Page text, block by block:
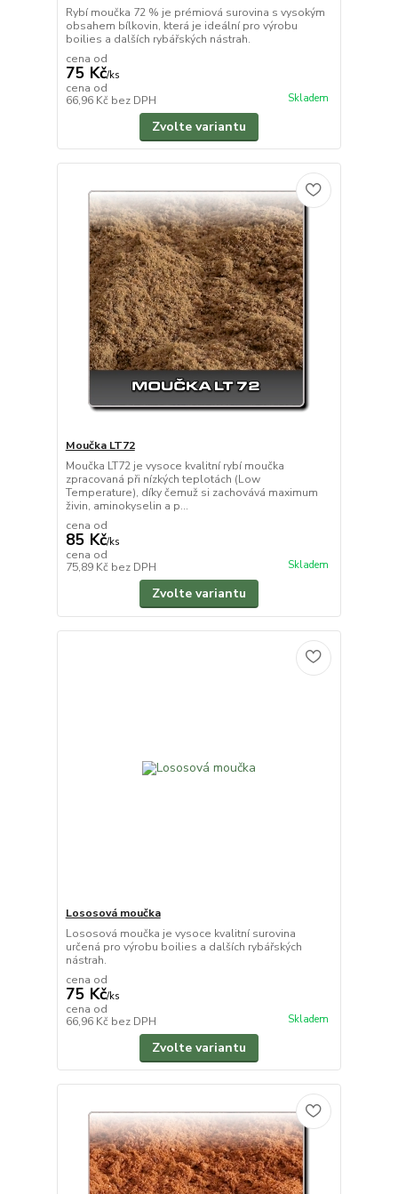
Rybí moučka 72 % je prémiová surovina s vysokým
obsahem bílkovin, která je ideální pro výrobu
boilies a dalších rybářských nástrah.
cena od
75 Kč/ks
cena od
66,96 Kč bez DPH Skladem
Zvolte variantu
Moučka LT72
Moučka LT72 je vysoce kvalitní rybí moučka
zpracovaná při nízkých teplotách (Low
Temperature), díky čemuž si zachovává maximum
živin, aminokyselin a p...
cena od
85 Kč/ks
cena od
75,89 Kč bez DPH Skladem
Zvolte variantu
Lososová moučka
Lososová moučka je vysoce kvalitní surovina
určená pro výrobu boilies a dalších rybářských
nástrah.
cena od
75 Kč/ks
cena od
66,96 Kč bez DPH Skladem
Zvolte variantu